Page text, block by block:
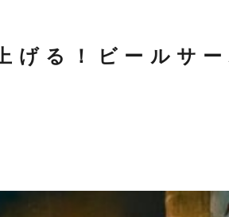
げる！ビールサ